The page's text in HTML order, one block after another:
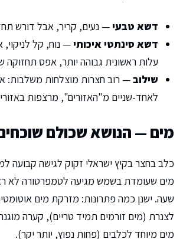
דשא טבעי— נעים, קריר, אבל דורש
דשא סינתטי איכותי— נוח, קל
עלות ראשונית גבוהה יותר, אפס תחזוקה
שילוב— רוב חצרות מוצלחות משלבות:
לאחד-שניים מ"האזורים", מרצפות
מים — הנושא שכולם
כלב בחצר בקיץ ישראלי זקוק לגישה קבועה
מים שעומדת בשמש מגיעה לטמפרטורה לא
שעה. ישנן כמה פתרונות: מזרקת מים
לצנרת (מים זורמים תמיד טריים), קערה
מים מיוחד לכלבים (פחות נפוץ, יותר יקר).